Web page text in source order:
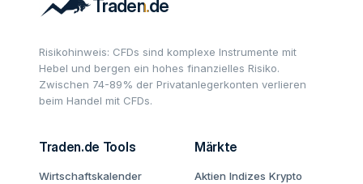
Risikohinweis: CFDs sind komplexe Instrumente mit
Hebel und bergen ein hohes finanzielles Risiko.
Zwischen 74-89% der Privatanlegerkonten verlieren
beim Handel mit CFDs.
Traden.de Tools
Wirtschaftskalender
Märkte
Aktien Indizes Krypto